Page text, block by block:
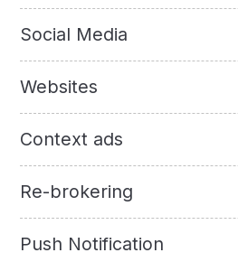
Social Media
Websites
Context ads
Re-brokering
Push Notification